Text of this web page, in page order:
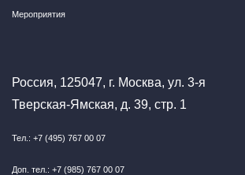
Мероприятия
Россия, 125047, г. Москва, ул. 3-я
Тверская-Ямская, д. 39, стр. 1
Тел.: +7 (495) 767 00 07
Доп. тел.: +7 (985) 767 00 07